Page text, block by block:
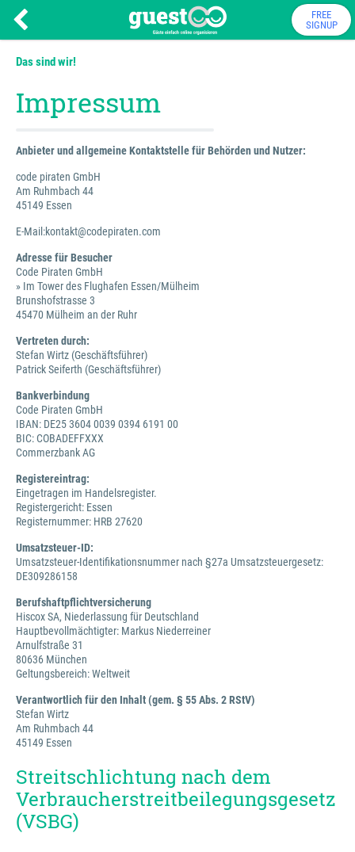
FREE
SIGNUP
Das sind wir!
Impressum
Anbieter und allgemeine Kontaktstelle für Behörden und Nutzer:
code piraten GmbH
Am Ruhmbach 44
45149 Essen
E-Mail:kontakt@codepiraten.com
Adresse für Besucher
Code Piraten GmbH
» Im Tower des Flughafen Essen/Mülheim
Brunshofstrasse 3
45470 Mülheim an der Ruhr
Vertreten durch:
Stefan Wirtz (Geschäftsführer)
Patrick Seiferth (Geschäftsführer)
Bankverbindung
Code Piraten GmbH
IBAN: DE25 3604 0039 0394 6191 00
BIC: COBADEFFXXX
Commerzbank AG
Registereintrag:
Eingetragen im Handelsregister.
Registergericht: Essen
Registernummer: HRB 27620
Umsatzsteuer-ID:
Umsatzsteuer-Identifikationsnummer nach §27a Umsatzsteuergesetz:
DE309286158
Berufshaftpflichtversicherung
Hiscox SA, Niederlassung für Deutschland
Hauptbevollmächtigter: Markus Niederreiner
Arnulfstraße 31
80636 München
Geltungsbereich: Weltweit
Verantwortlich für den Inhalt (gem. § 55 Abs. 2 RStV)
Stefan Wirtz
Am Ruhmbach 44
45149 Essen
Streitschlichtung nach dem
Verbraucherstreitbeilegungsgesetz
(VSBG)